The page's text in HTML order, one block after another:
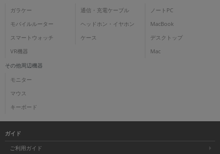
ガラケー
モバイルルーター
スマートウォッチ
VR機器
通信・充電ケーブル
ヘッドホン・イヤホン
ケース
ノートPC
MacBook
デスクトップ
Mac
その他周辺機器
モニター
マウス
キーボード
ガイド
ご利用ガイド